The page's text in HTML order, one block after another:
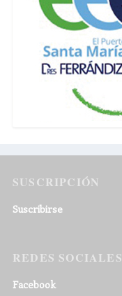
SUSCRIPCIÓN
Suscribirse
REDES SOCIALES
Facebook